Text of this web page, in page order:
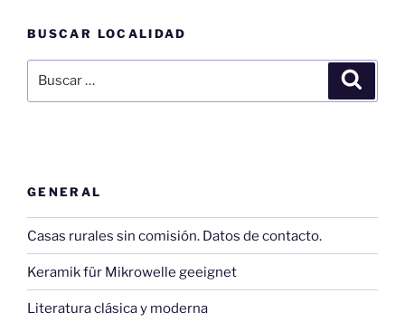
BUSCAR LOCALIDAD
por:
GENERAL
Casas rurales sin comisión. Datos de contacto.
Keramik für Mikrowelle geeignet
Literatura clásica y moderna